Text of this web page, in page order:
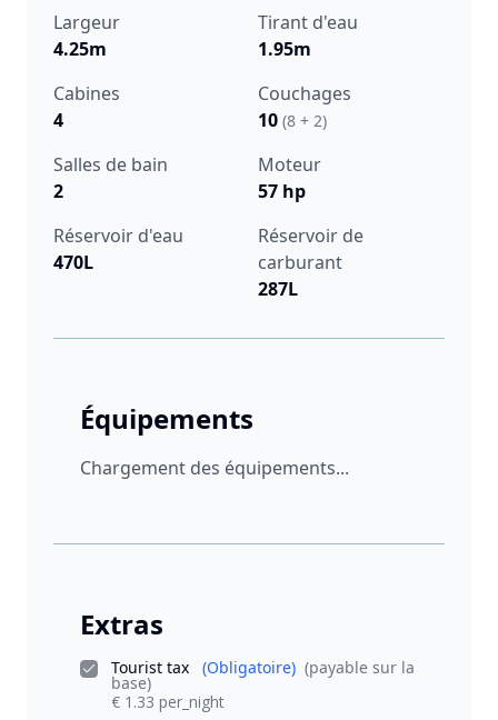
Largeur
4.25m
Tirant d'eau
1.95m
Cabines
4
Couchages
10 (8 + 2)
Salles de bain
2
Moteur
57 hp
Réservoir d'eau
470L
Réservoir de
carburant
287L
Équipements
Chargement des équipements...
Extras
Tourist tax (Obligatoire) (payable sur la
base)
€ 1.33 per_night